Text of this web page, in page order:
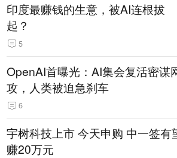
印度最赚钱的生意，被AI连根拔
起？
5
OpenAI首曝光：AI集会复活密谋
攻，人类被迫急刹车
6
宇树科技上市 今天申购 中一签有
赚20万元